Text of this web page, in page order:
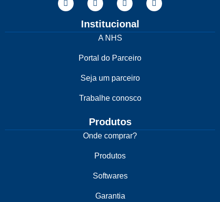
Institucional
A NHS
Portal do Parceiro
Seja um parceiro
Trabalhe conosco
Produtos
Onde comprar?
Produtos
Softwares
Garantia